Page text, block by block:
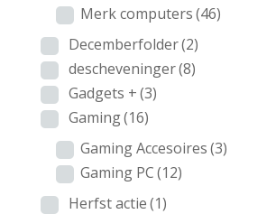
Merk computers(46)
Decemberfolder(2)
descheveninger(8)
Gadgets +(3)
Gaming(16)
Gaming Accesoires(3)
Gaming PC(12)
Herfst actie(1)